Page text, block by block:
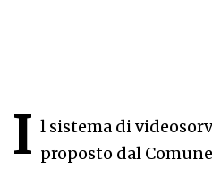
I l sistema di
proposto dal